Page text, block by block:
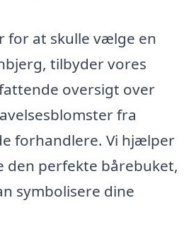
for at skulle vælge en
tilbyder vores
oversigt over
fra
forhandlere. Vi hjælper
den perfekte bårebuket,
symbolisere dine